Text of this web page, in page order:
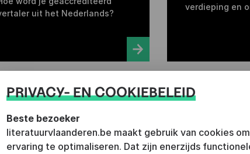
uit het Nederlands?
verdieping en
Vertaling van een
theatertekst uit
het Nederlands
PRIVACY- EN COOKIEBELEID
Beste bezoeker
literatuurvlaanderen.be maakt gebruik van cookies
ervaring te optimaliseren. Dat zijn enerzijds